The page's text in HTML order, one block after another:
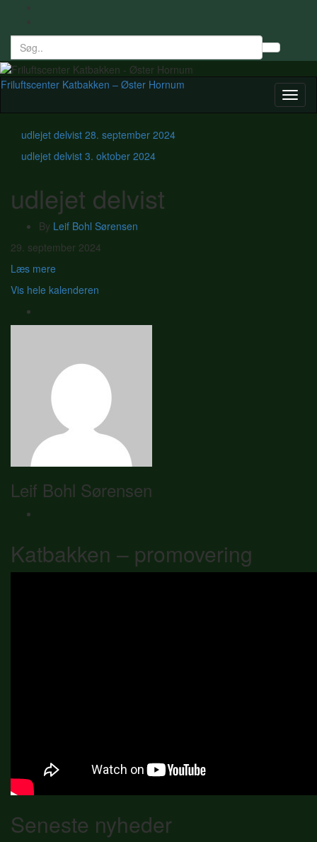
form
Search
for:
Friluftscenter Katbakken – Øster Hornum
udlejet delvist 28. september 2024
udlejet delvist 3. oktober 2024
udlejet delvist
By Leif Bohl Sørensen
udlejet
29. september 2024
Læs mere
Vis hele kalenderen
Leif Bohl Sørensen
Katbakken – promovering
Seneste nyheder